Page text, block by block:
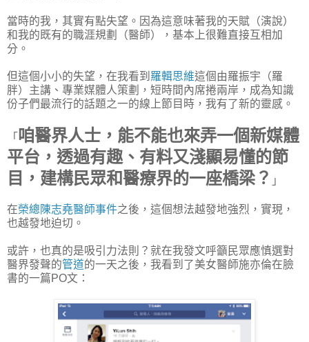
當時的我，其實有點失望。因為這意味著我的天賦（演說）
和我的既有的職涯規劃（醫師），基本上很難直接互相加
分。
但這個小小的失望，在我看到 羅輯思維這個由羅振宇（羅
胖）主講、專業媒體人策劃，短時間內席捲兩岸，成為知識
份子們最流行的話題之一的線上節目時，我有了新的靈感。
「 咱醫界人士，能不能也來弄一個新媒體
平台，透過有趣、有料又淺顯易懂的節
目，建構民眾和醫療界的一座橋梁？ 」
在榮總陳志堯醫師事件之後，這個想法越發地強烈，實現，
也越發地迫切。
或許，也真的是吸引力法則？就在我發文呼籲民眾應慎選對
醫界發聲的管道的一天之後，我看到了美女醫師施亦倫在臉
書的一篇PO文：